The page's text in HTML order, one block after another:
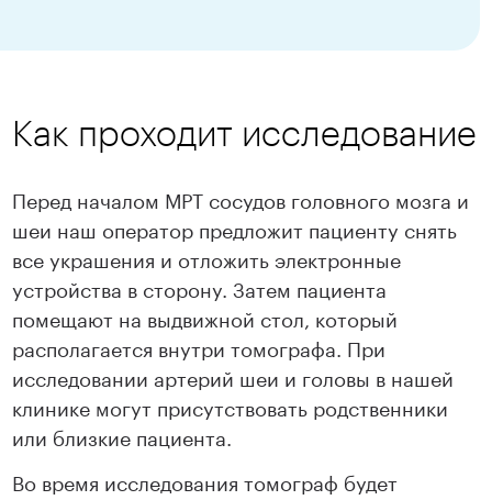
Как проходит исследование
Перед началом МРТ сосудов головного мозга и
шеи наш оператор предложит пациенту снять
все украшения и отложить электронные
устройства в сторону. Затем пациента
помещают на выдвижной стол, который
располагается внутри томографа. При
исследовании артерий шеи и головы в нашей
клинике могут присутствовать родственники
или близкие пациента.
Во время исследования томограф будет